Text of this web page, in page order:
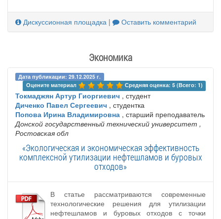
Дискуссионная площадка | Оставить комментарий
Экономика
Дата публикации: 29.12.2025 г.
Оцените материал
Средняя оценка: 5 (Всего: 1)
Токмаджян Артур Гиоргиевич , студент
Диченко Павел Сергеевич , студентка
Попова Ирина Владимировна , старший преподаватель
Донской государственный технический университет ,
Ростовская обл
«Экологическая и экономическая эффективность
комплексной утилизации нефтешламов и буровых
отходов»
В статье рассматриваются современные
технологические решения для утилизации
нефтешламов и буровых отходов с точки